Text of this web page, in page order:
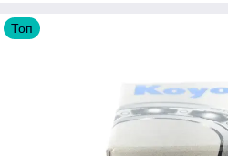
Топ